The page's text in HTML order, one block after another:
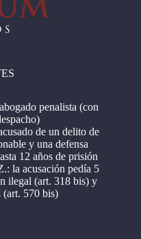
penalista (con
de un delito de
y una defensa
12 años de prisión
la acusación pedía 5
ilegal (art. 318 bis) y
570 bis)